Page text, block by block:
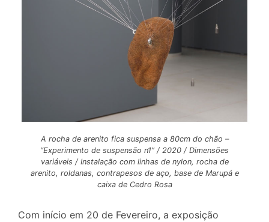
A rocha de arenito fica suspensa a 80cm do chão –
“Experimento de suspensão n1” / 2020 / Dimensões
variáveis / Instalação com linhas de nylon, rocha de
arenito, roldanas, contrapesos de aço, base de Marupá e
caixa de Cedro Rosa
Com início em 20 de Fevereiro, a exposição